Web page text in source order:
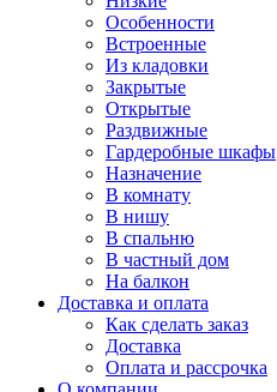
Особенности
Встроенные
Из кладовки
Закрытые
Открытые
Раздвижные
Гардеробные шкафы
Назначение
В комнату
В нишу
В спальню
В частный дом
На балкон
Доставка и оплата
Как сделать заказ
Доставка
Оплата и рассрочка